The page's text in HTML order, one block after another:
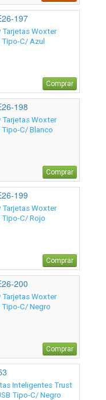
197
Tarjetas Woxter
Tipo-C/ Azul
Comprar
198
Tarjetas Woxter
Tipo-C/ Blanco
Comprar
199
Tarjetas Woxter
Tipo-C/ Rojo
Comprar
200
Tarjetas Woxter
Tipo-C/ Negro
Comprar
Inteligentes Trust
Tipo-C/ Negro